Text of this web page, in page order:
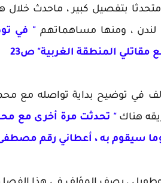
بتفصيل كبير ، ماحدث خلال
، ومنها مساهماتهم " في
المنطقة الغربية" ص23
في توضيح بداية تواصله مع
هناك " تحدثت مرة أخرى مع
وما سيقوم به ، أعطاني رقم